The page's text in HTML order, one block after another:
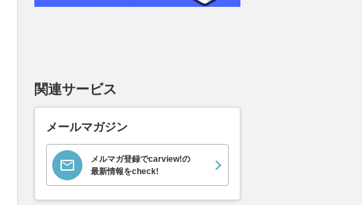
関連サービス
メールマガジン
メルマガ登録でcarview!の
最新情報をcheck!